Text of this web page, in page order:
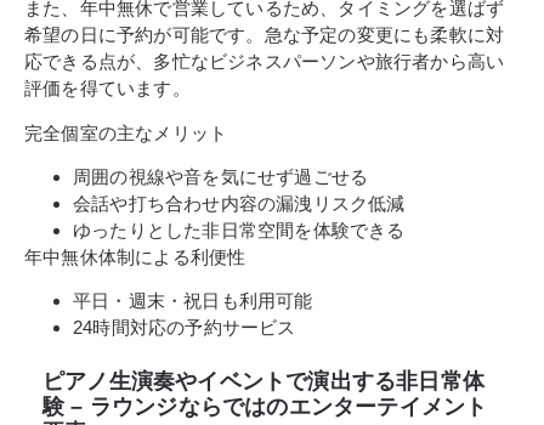
また、年中無休で営業しているため、タイミングを選ばず
希望の日に予約が可能です。急な予定の変更にも柔軟に対
応できる点が、多忙なビジネスパーソンや旅行者から高い
評価を得ています。
完全個室の主なメリット
周囲の視線や音を気にせず過ごせる
会話や打ち合わせ内容の漏洩リスク低減
ゆったりとした非日常空間を体験できる
年中無休体制による利便性
平日・週末・祝日も利用可能
24時間対応の予約サービス
ピアノ生演奏やイベントで演出する非日常体
験 – ラウンジならではのエンターテイメント